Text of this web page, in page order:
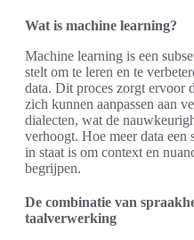
Wat is machine learning?
Machine learning is een
stelt om te leren en te
data. Dit proces zorgt ervoor
zich kunnen aanpassen aan
dialecten, wat de
verhoogt. Hoe meer data een
in staat is om context en
begrijpen.
De combinatie van
taalverwerking